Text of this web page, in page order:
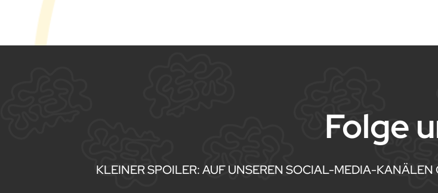
Folge
KLEINER SPOILER: AUF UNSEREN SOCIAL-MEDIA-KANÄLEN